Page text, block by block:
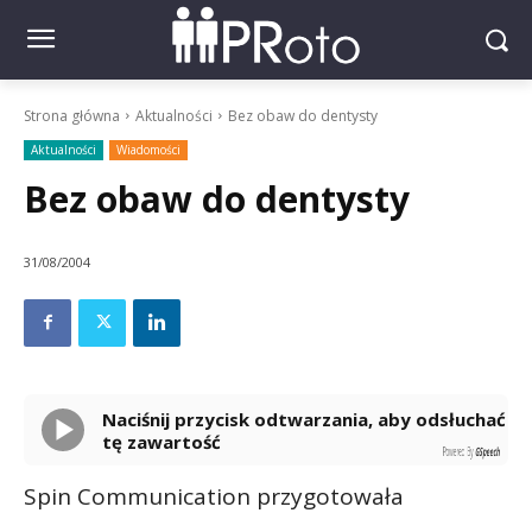
Strona główna Aktualności Bez obaw do dentysty
Aktualności Wiadomości
Bez obaw do dentysty
31/08/2004
Naciśnij przycisk odtwarzania, aby odsłuchać
tę zawartość
Powered By GSpeech
Spin Communication przygotowała